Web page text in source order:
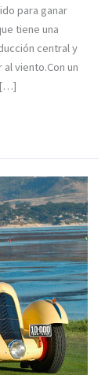
para ganar
tiene una
central y
viento.Con un
[…]